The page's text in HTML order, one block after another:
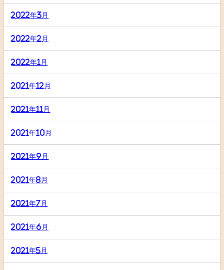
2022年3月
2022年2月
2022年1月
2021年12月
2021年11月
2021年10月
2021年9月
2021年8月
2021年7月
2021年6月
2021年5月